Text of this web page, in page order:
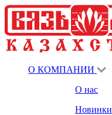
О КОМПАНИИ
О нас
Новинки